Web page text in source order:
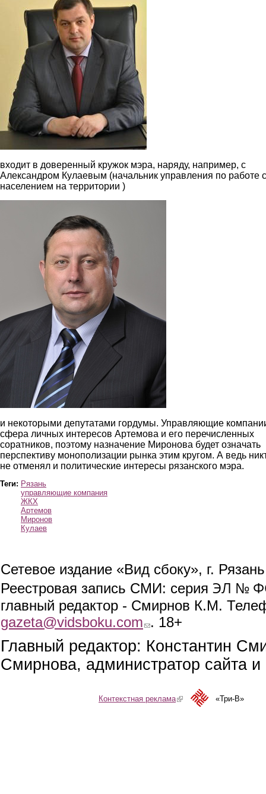
входит в доверенный кружок мэра, наряду, например, с
Александром Кулаевым (начальник управления по работе с
населением на территории )
и некоторыми депутатами гордумы. Управляющие
сфера личных интересов Артемова и его перечисленных
соратников, поэтому назначение Миронова будет означать
перспективу монополизации рынка этим кругом. А ведь
не отменял и политические интересы рязанского мэра.
Теги: Рязань
управляющие компания
ЖКХ
Артемов
Миронов
Кулаев
Сетевое издание «Вид сбоку», г.
Реестровая запись СМИ: серия ЭЛ №
главный редактор - Смирнов К.М.
gazeta@vidsboku.com (link sends e-mail)
. 18+
Главный редактор: Константин
Смирнова, администратор сайта
Контекстная реклама(link is external)«Три-В»